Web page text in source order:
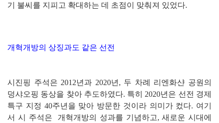
기 불씨를 지피고 확대하는 데 초점이 맞춰져 있었다.
개혁개방의 상징과도 같은 선전
시진핑 주석은 2012년과 2020년, 두 차례 리엔화샨 공원의
덩샤오핑 동상을 찾아 추도하였다. 특히 2020년은 선전 경제
특구 지정 40주년을 맞아 방문한 것이라 의미가 컸다. 여기
서 시 주석은 개혁개방의 성과를 기념하고, 새로운 시대에